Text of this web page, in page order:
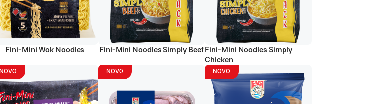
Fini-Mini Wok Noodles Fini-Mini Noodles Simply Beef Fini-Mini Noodles Simply
Chicken
NOVO NOVO NOVO